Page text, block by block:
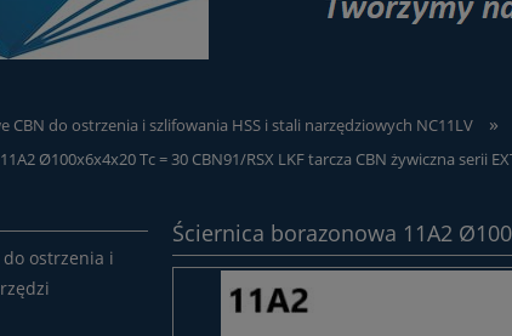
CBN do ostrzenia i szlifowania HSS i stali narzędziowych NC11LV »
Ø100x6x4x20 Tc = 30 CBN91/RSX LKF tarcza CBN żywiczna serii
do ostrzenia i
Ściernica borazonowa 11A2